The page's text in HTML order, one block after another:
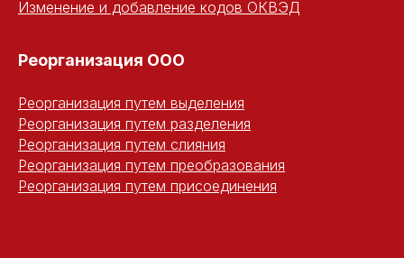
Изменение и добавление кодов ОКВЭД
Реорганизация ООО
Реорганизация путем выделения
Реорганизация путем разделения
Реорганизация путем слияния
Реорганизация путем преобразования
Реорганизация путем присоединения